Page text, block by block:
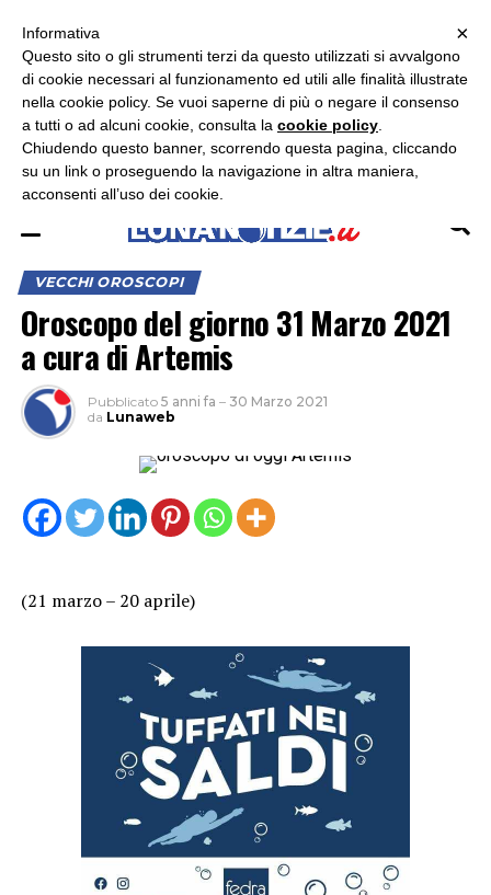
ASCOLTA RADIO LUNA
VECCHI OROSCOPI
Oroscopo del giorno 31 Marzo 2021
a cura di Artemis
Pubblicato 5 anni fa – 30 Marzo 2021
da Lunaweb
(21 marzo – 20 aprile)
×
Informativa
Questo sito o gli strumenti terzi da questo utilizzati si avvalgono
di cookie necessari al funzionamento ed utili alle finalità illustrate
nella cookie policy. Se vuoi saperne di più o negare il consenso
a tutti o ad alcuni cookie, consulta la cookie policy
Chiudendo questo banner, scorrendo questa pagina, cliccando
su un link o proseguendo la navigazione in altra maniera,
acconsenti all’uso dei cookie.